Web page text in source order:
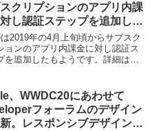
クリプションのアプリ内課
し認証ステップを追加した
。
2019年の4月上旬頃からサブスク
ョンのアプリ内課金に対し認証ス
を追加したもようです。詳細は以
、WWDC20にあわせて
フォーラムのデザイン
。レスポンシブデザインや